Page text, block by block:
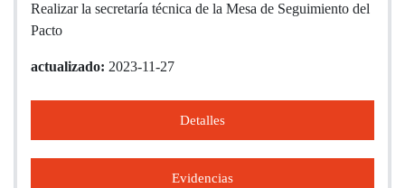
Realizar la secretaría técnica de la Mesa de Seguimiento del
Pacto
actualizado: 2023-11-27
Detalles
Evidencias